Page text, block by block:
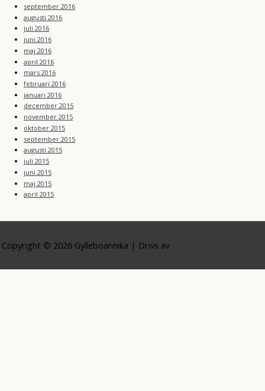
september 2016
augusti 2016
juli 2016
juni 2016
maj 2016
april 2016
mars 2016
februari 2016
januari 2016
december 2015
november 2015
oktober 2015
september 2015
augusti 2015
juli 2015
juni 2015
maj 2015
april 2015
Copyright © 2026 Gylleboannika | Drivs av